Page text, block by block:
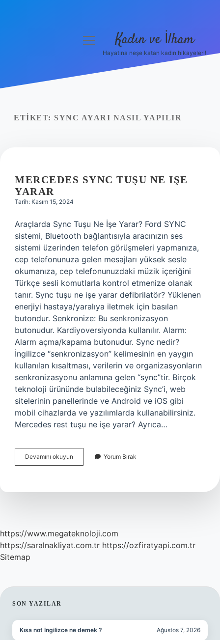
Yasal Uyarı
menüyü
Kadın ve İlham
Hayatına neşe katan kadın hikayeleri!
ETIKET: SYNC AYARI NASIL YAPILIR
MERCEDES SYNC TUŞU NE IŞE
YARAR
Tarih: Kasım 15, 2024
Araçlarda Sync Tuşu Ne İşe Yarar? Ford SYNC
sistemi, Bluetooth bağlantısıyla aracınızın ses
sistemi üzerinden telefon görüşmeleri yapmanıza,
cep telefonunuza gelen mesajları yüksek sesle
okumanıza, cep telefonunuzdaki müzik içeriğini
Türkçe sesli komutlarla kontrol etmenize olanak
tanır. Sync tuşu ne işe yarar defibrilatör? Yüklenen
enerjiyi hastaya/yaralıya iletmek için basılan
butondur. Senkronize: Bu senkronizasyon
butonudur. Kardiyoversiyonda kullanılır. Alarm:
Alarm açma/kapama butonudur. Sync nedir?
İngilizce “senkronizasyon” kelimesinin en yaygın
kullanılan kısaltması, verilerin ve organizasyonların
senkronizasyonu anlamına gelen “sync”tir. Birçok
teknoloji ürününde bulabileceğiniz Sync’i, web
sitelerinin panellerinde ve Android ve iOS gibi
mobil cihazlarda ve yazılımlarda kullanabilirsiniz.
Mercedes rest tuşu ne işe yarar? Ayrıca…
Devamını okuyun Mercedes
Sync
Işe
Yorum Bırak
https://www.megateknoloji.com
https://saralnakliyat.com.tr https://ozfiratyapi.com.tr
Sitemap
SIDEBAR
SON YAZILAR
Kısa not İngilizce ne demek ? Ağustos 7, 2026